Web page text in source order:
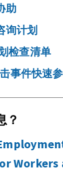
助
询计划
检查清单
事件快速
？
Workers